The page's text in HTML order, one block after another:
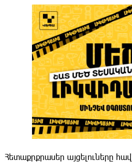
Հետաքրքրասեր այցելուները